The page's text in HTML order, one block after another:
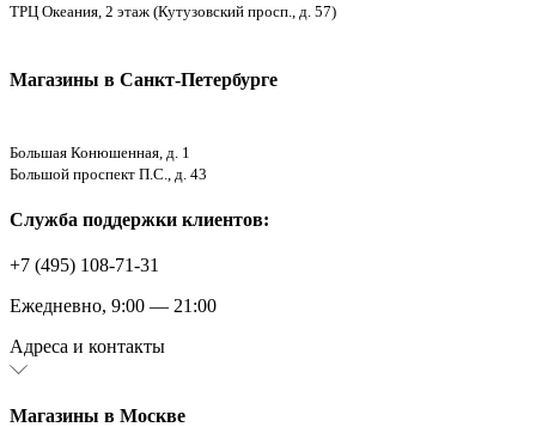
ТРЦ Океания, 2 этаж (Кутузовский просп., д. 57)
Магазины в Санкт-Петербурге
Большая Конюшенная, д. 1
Большой проспект П.С., д. 43
Служба поддержки клиентов:
+7 (495) 108-71-31
Ежедневно, 9:00 — 21:00
Адреса и контакты
Магазины в Москве